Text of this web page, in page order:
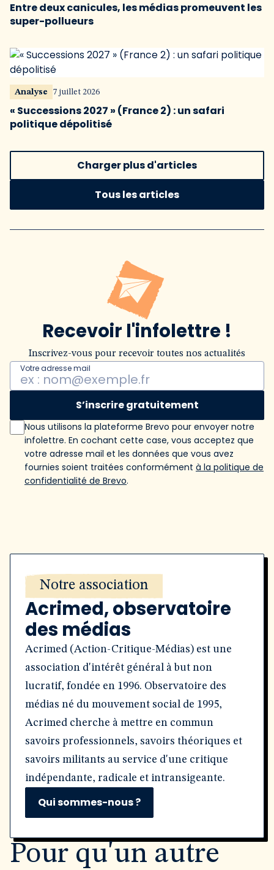
Entre deux canicules, les médias promeuvent les
super-pollueurs
Analyse 7 juillet 2026
« Successions 2027 » (France 2) : un safari
politique dépolitisé
Charger plus d'articles
Tous les articles
Recevoir l'infolettre !
Inscrivez-vous pour recevoir toutes nos actualités
Votre adresse mail
S’inscrire gratuitement
Nous utilisons la plateforme Brevo pour envoyer notre
infolettre. En cochant cette case, vous acceptez que
votre adresse mail et les données que vous avez
fournies soient traitées conformément à la politique de
confidentialité de Brevo.
Notre association
Acrimed, observatoire
des médias
Acrimed (Action-Critique-Médias) est une
association d'intérêt général à but non
lucratif, fondée en 1996. Observatoire des
médias né du mouvement social de 1995,
Acrimed cherche à mettre en commun
savoirs professionnels, savoirs théoriques et
savoirs militants au service d'une critique
indépendante, radicale et intransigeante.
Qui sommes-nous ?
Pour qu'un autre